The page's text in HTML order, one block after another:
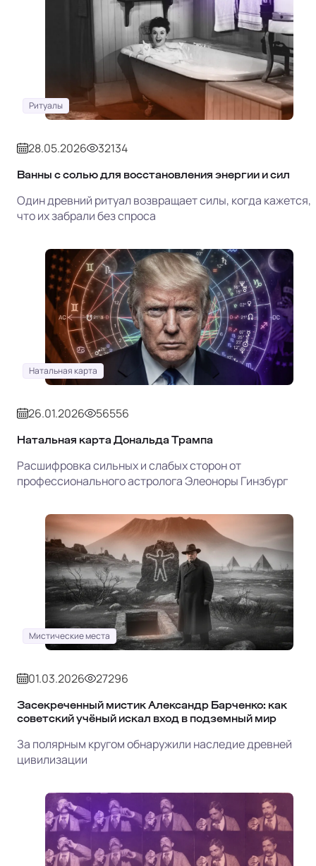
Ритуалы
28.05.2026 32134
Ванны с солью для восстановления энергии и сил
Один древний ритуал возвращает силы, когда кажется,
что их забрали без спроса
Натальная карта
26.01.2026 56556
Натальная карта Дональда Трампа
Расшифровка сильных и слабых сторон от
профессионального астролога Элеоноры Гинзбург
Мистические места
01.03.2026 27296
Засекреченный мистик Александр Барченко: как
советский учёный искал вход в подземный мир
За полярным кругом обнаружили наследие древней
цивилизации